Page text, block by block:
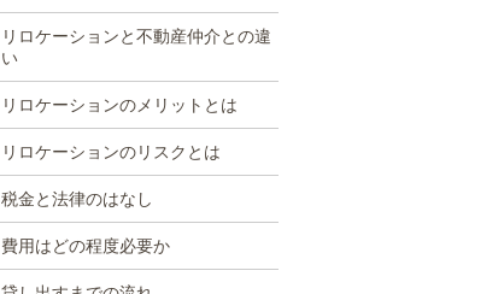
リロケーションと不動産仲介との違
い
リロケーションのメリットとは
リロケーションのリスクとは
税金と法律のはなし
費用はどの程度必要か